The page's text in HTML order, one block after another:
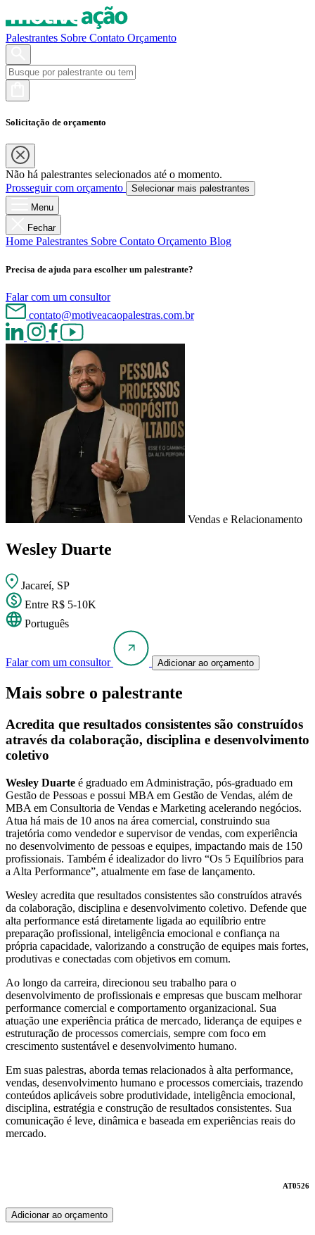
Palestrantes Sobre Contato Orçamento
Solicitação de orçamento
Não há palestrantes selecionados até o momento.
Prosseguir com orçamento
Selecionar mais palestrantes
Menu
Fechar
Home Palestrantes Sobre Contato Orçamento Blog
Precisa de ajuda para escolher um palestrante?
Falar com um consultor
contato@motiveacaopalestras.com.br
Vendas e Relacionamento
Wesley Duarte
Jacareí, SP
Entre R$ 5-10K
Português
Falar com um consultor Adicionar ao orçamento
Mais sobre o palestrante
Acredita que resultados consistentes são construídos
através da colaboração, disciplina e desenvolvimento
coletivo
Wesley Duarte é graduado em Administração, pós-graduado em
Gestão de Pessoas e possui MBA em Gestão de Vendas, além de
MBA em Consultoria de Vendas e Marketing acelerando negócios.
Atua há mais de 10 anos na área comercial, construindo sua
trajetória como vendedor e supervisor de vendas, com experiência
no desenvolvimento de pessoas e equipes, impactando mais de 150
profissionais. Também é idealizador do livro “Os 5 Equilíbrios para
a Alta Performance”, atualmente em fase de lançamento.
Wesley acredita que resultados consistentes são construídos através
da colaboração, disciplina e desenvolvimento coletivo. Defende que
alta performance está diretamente ligada ao equilíbrio entre
preparação profissional, inteligência emocional e confiança na
própria capacidade, valorizando a construção de equipes mais fortes,
produtivas e conectadas com objetivos em comum.
Ao longo da carreira, direcionou seu trabalho para o
desenvolvimento de profissionais e empresas que buscam melhorar
performance comercial e comportamento organizacional. Sua
atuação une experiência prática de mercado, liderança de equipes e
estruturação de processos comerciais, sempre com foco em
crescimento sustentável e desenvolvimento humano.
Em suas palestras, aborda temas relacionados à alta performance,
vendas, desenvolvimento humano e processos comerciais, trazendo
conteúdos aplicáveis sobre produtividade, inteligência emocional,
disciplina, estratégia e construção de resultados consistentes. Sua
comunicação é leve, dinâmica e baseada em experiências reais do
mercado.
AT0526
Adicionar ao orçamento